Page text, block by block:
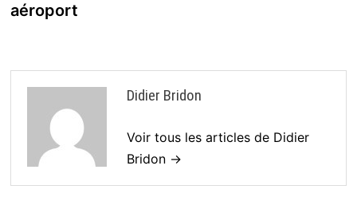
aéroport
Didier Bridon
Voir tous les articles de Didier
Bridon →